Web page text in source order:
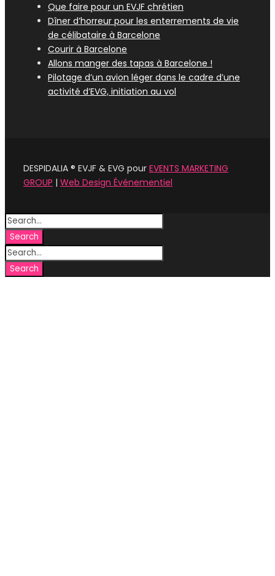
Que faire pour un EVJF chrétien
Dîner d’horreur pour les enterrements de vie
de célibataire à Barcelone
Courir à Barcelone
Allons manger des tapas à Barcelone !
Pilotage d’un avion léger dans le cadre d’une
activité d’EVG, initiation au vol
DESPIDALIA ® EVJF & EVG pour EVENTS MARKETING
GROUP | Web Design Événementiel